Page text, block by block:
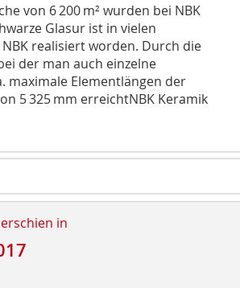
von 6 200 m² wurden bei NBK
Glasur ist in vielen
realisiert worden. Durch die
der man auch einzelne
maximale Elementlängen der
5 325 mm erreichtNBK Keramik
in